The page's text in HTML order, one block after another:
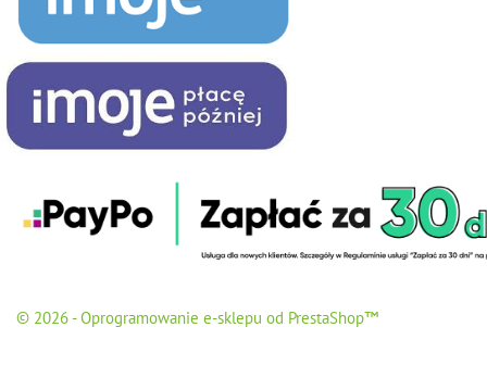
© 2026 - Oprogramowanie e-sklepu od PrestaShop™